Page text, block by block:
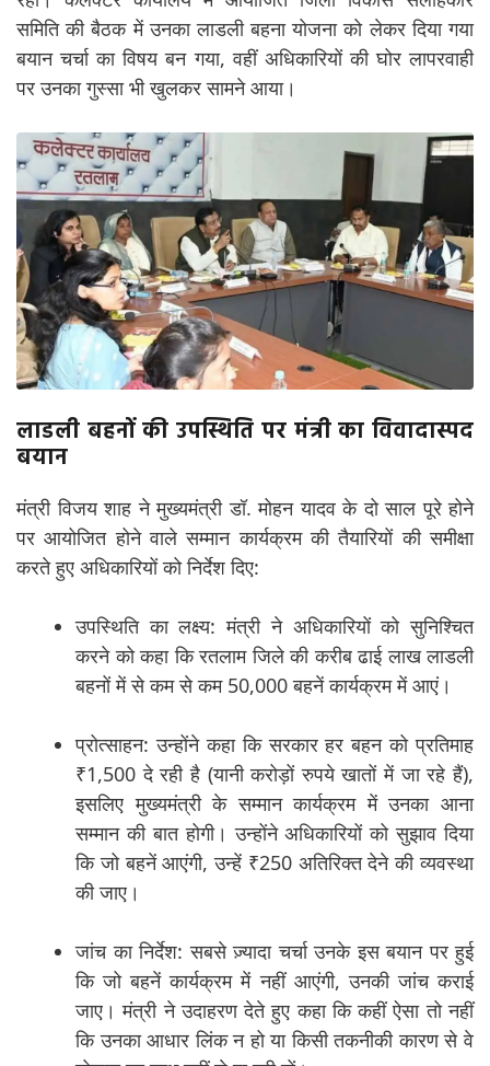
समिति की बैठक में उनका लाडली बहना योजना को लेकर दिया गया
बयान चर्चा का विषय बन गया, वहीं अधिकारियों की घोर लापरवाही
पर उनका गुस्सा भी खुलकर सामने आया।
लाडली बहनों की उपस्थिति पर मंत्री का विवादास्पद
बयान
मंत्री विजय शाह ने मुख्यमंत्री डॉ. मोहन यादव के दो साल पूरे होने
पर आयोजित होने वाले सम्मान कार्यक्रम की तैयारियों की समीक्षा
करते हुए अधिकारियों को निर्देश दिए:
उपस्थिति का लक्ष्य: मंत्री ने अधिकारियों को सुनिश्चित
करने को कहा कि रतलाम जिले की करीब ढाई लाख लाडली
बहनों में से कम से कम 50,000 बहनें कार्यक्रम में आएं।
प्रोत्साहन: उन्होंने कहा कि सरकार हर बहन को प्रतिमाह
₹1,500 दे रही है (यानी करोड़ों रुपये खातों में जा रहे हैं),
इसलिए मुख्यमंत्री के सम्मान कार्यक्रम में उनका आना
सम्मान की बात होगी। उन्होंने अधिकारियों को सुझाव दिया
कि जो बहनें आएंगी, उन्हें ₹250 अतिरिक्त देने की व्यवस्था
की जाए।
जांच का निर्देश: सबसे ज़्यादा चर्चा उनके इस बयान पर हुई
कि जो बहनें कार्यक्रम में नहीं आएंगी, उनकी जांच कराई
जाए। मंत्री ने उदाहरण देते हुए कहा कि कहीं ऐसा तो नहीं
कि उनका आधार लिंक न हो या किसी तकनीकी कारण से वे